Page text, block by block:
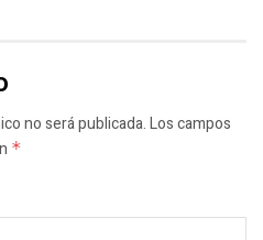
no será publicada.Los campos
*